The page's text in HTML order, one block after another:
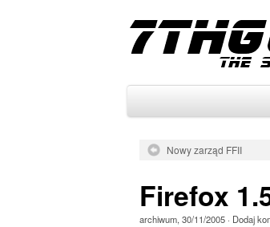
Nowy zarząd FFII
Firefox
archiwum,30/11/2005 · Dodaj